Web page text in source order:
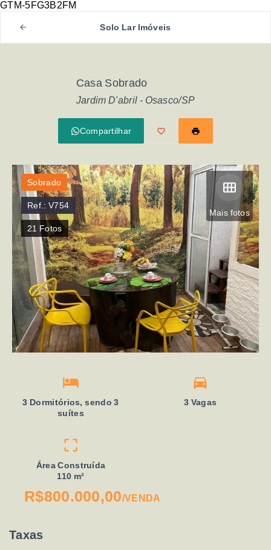
GTM-5FG3B2FM
Solo Lar Imóveis
Casa Sobrado
Jardim D'abril - Osasco/SP
Compartilhar
Mais fotos
Sobrado
Ref.:V754
21 Fotos
3 Dormitórios, sendo 3
suítes
3 Vagas
Área Construída
110 m²
R$800.000,00/VENDA
Taxas